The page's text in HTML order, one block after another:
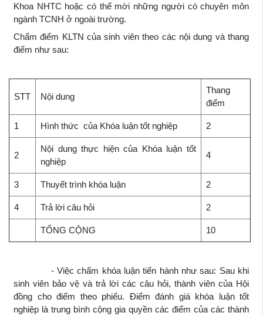
Khoa NHTC hoặc có thể mời những người có chuyên môn
ngành TCNH ở ngoài trường.
Chấm điểm KLTN của sinh viên theo các nội dung và thang
điểm như sau:
STT Nội dung
Thang
điểm
1 Hình thức của Khóa luận tốt nghiệp 2
2
Nội dung thực hiện của Khóa luận tốt
nghiệp
4
3 Thuyết trình khóa luận 2
4 Trả lời câu hỏi 2
TỔNG CỘNG 10
- Việc chấm khóa luận tiến hành như sau: Sau khi
sinh viên bảo vệ và trả lời các câu hỏi, thành viên của Hội
đồng cho điểm theo phiếu. Điểm đánh giá khóa luận tốt
nghiệp là trung bình cộng gia quyền các điểm của các thành